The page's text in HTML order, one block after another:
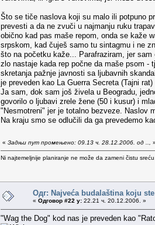
Što se tiče naslova koji su malo ili potpuno
prevesti a da ne zvuči u najmanju ruku
obično kad pas maše repom, onda se kaže
srpskom, kad čuješ samo tu sintagmu i ne
što na početku kaže... Parafraziram, jer
zlo nastaje kada rep počne da maše psom -
skretanja pažnje javnosti sa ljubavnih
je preveden kao La Guerra Secreta (Tajni
Ja sam, dok sam još živela u Beogradu,
govorilo o ljubavi zrele žene (50 i kusur) i
"Nesmotreni" jer je totalno bezveze. Naslov
Na kraju smo se odlučili da ga prevedemo
« Задњи пут промењено: 09.13 ч. 28.12.2006. од ..,
Ni najtemeljnije planiranje ne može da zameni čistu
Одг: Najveća budalaština koju
« Одговор #22 у: 22.21 ч. 20.12.2006. »
"Wag the Dog" kod nas je preveden kao